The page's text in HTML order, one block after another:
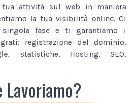
attività sul web in maniera
la tua visibilità online. Ci
fase e ti garantiamo i
registrazione del dominio,
statistiche, Hosting, SEO,
Lavoriamo?